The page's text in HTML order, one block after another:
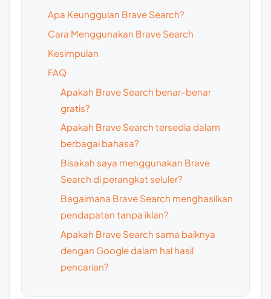
Apa Keunggulan Brave Search?
Cara Menggunakan Brave Search
Kesimpulan
FAQ
Apakah Brave Search benar-benar
gratis?
Apakah Brave Search tersedia dalam
berbagai bahasa?
Bisakah saya menggunakan Brave
Search di perangkat seluler?
Bagaimana Brave Search menghasilkan
pendapatan tanpa iklan?
Apakah Brave Search sama baiknya
dengan Google dalam hal hasil
pencarian?